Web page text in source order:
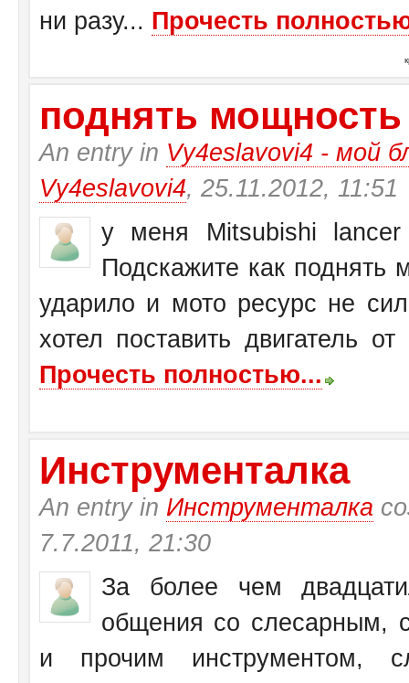
ни разу... Прочесть
поднять
An entry in Vy4eslavovi4 - мой
Vy4eslavovi4, 25.11.2012, 11:51
у меня Mitsubishi
Подскажите как поднять
ударило и мото ресурс не
хотел поставить двигатель
Прочесть полностью...
Инструменталка
An entry in Инструменталка
7.7.2011, 21:30
За более чем
общения со слесарным,
и прочим инструментом,